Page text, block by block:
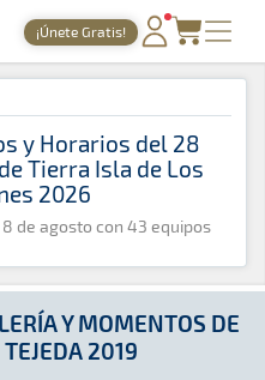
motor desde 1999
¡Únete Gratis!
PORTADA
TIEMPOS ONLINE
NOTICIAS
AGENDA
GALERÍAS
TIENDA
ARCHIVO
Galería y Momentos de la
y Horarios del 28
Tierra Isla de Los
2026
de agosto con 43 equipos
Y MOMENTOS DE
2019